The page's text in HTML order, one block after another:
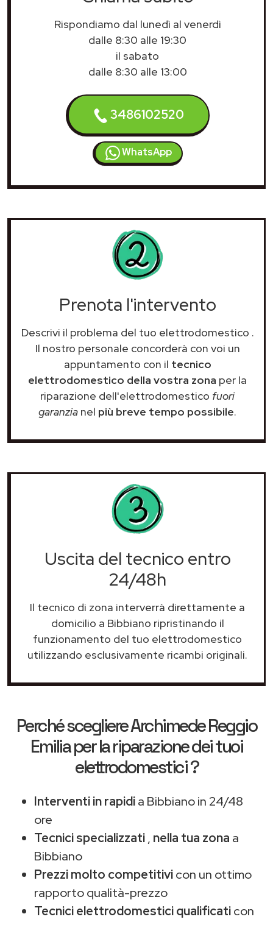
Rispondiamo dal lunedì al venerdì
dalle 8:30 alle 19:30
il sabato
dalle 8:30 alle 13:00
3486102520
WhatsApp
Prenota l'intervento
Descrivi il problema del tuo elettrodomestico .
Il nostro personale concorderà con voi un
appuntamento con il tecnico
elettrodomestico della vostra zona per la
riparazione dell'elettrodomestico fuori
garanzia nel più breve tempo possibile.
Uscita del tecnico entro
24/48h
Il tecnico di zona interverrà direttamente a
domicilio a Bibbiano ripristinando il
funzionamento del tuo elettrodomestico
utilizzando esclusivamente ricambi originali.
Perché scegliereArchimede Reggio
Emiliaper la riparazione dei tuoi
elettrodomestici ?
Interventi in rapidia Bibbiano in 24/48
ore
Tecnici specializzati, nella tua zona a
Bibbiano
Prezzi molto competitivicon un ottimo
rapporto qualità-prezzo
Tecnici elettrodomestici qualificaticon